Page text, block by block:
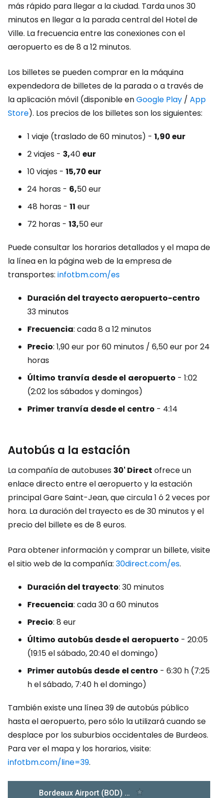
más rápido para llegar a la ciudad. Tarda unos 30
minutos en llegar a la parada central del Hotel de
Ville. La frecuencia entre las conexiones con el
aeropuerto es de 8 a 12 minutos.
Los billetes se pueden comprar en la máquina
expendedora de billetes de la parada o a través de
la aplicación móvil (disponible enGoogle Play / App
Store). Los precios de los billetes son los siguientes:
1 viaje (traslado de 60 minutos) - 1,90 eur
2 viajes - 3,40 eur
10 viajes - 15,70 eur
24 horas - 6,50 eur
48 horas - 11 eur
72 horas - 13,50 eur
Puede consultar los horarios detallados y el mapa de
la línea en la página web de la empresa de
transportes: infotbm.com/es
Duración del trayecto aeropuerto-centro
33 minutos
Frecuencia: cada 8 a 12 minutos
Precio: 1,90 eur por 60 minutos / 6,50 eur por 24
horas
Último tranvía desde el aeropuerto - 1:02
(2:02 los sábados y domingos)
Primer tranvía desde el centro - 4:14
Autobús a la estación
La compañía de autobuses 30' Direct ofrece un
enlace directo entre el aeropuerto y la estación
principal Gare Saint-Jean, que circula 1 ó 2 veces por
hora. La duración del trayecto es de 30 minutos y el
precio del billete es de 8 euros.
Para obtener información y comprar un billete, visite
el sitio web de la compañía: 30direct.com/es.
Duración del trayecto: 30 minutos
Frecuencia: cada 30 a 60 minutos
Precio: 8 eur
Último autobús desde el aeropuerto - 20:05
(19:15 el sábado, 20:40 el domingo)
Primer autobús desde el centro - 6:30 h (7:25
h el sábado, 7:40 h el domingo)
También existe una línea 39 de autobús público
hasta el aeropuerto, pero sólo la utilizará cuando se
desplace por los suburbios occidentales de Burdeos.
Para ver el mapa y los horarios, visite:
infotbm.com/line=39.